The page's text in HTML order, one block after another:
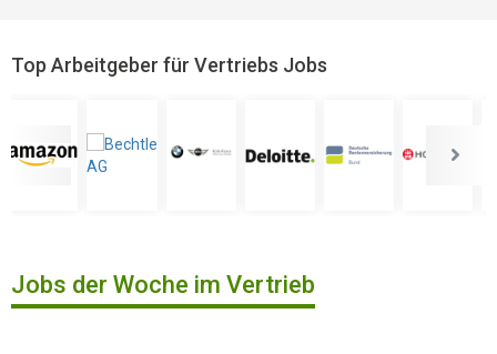
Top Arbeitgeber für Vertriebs Jobs
Jobs der Woche im Vertrieb